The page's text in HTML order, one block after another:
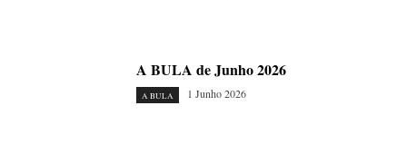
A BULA de Junho 2026
A BULA 1 Junho 2026